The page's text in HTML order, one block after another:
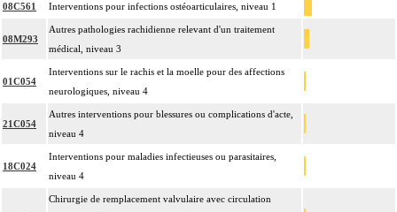
08C561 Interventions pour infections ostéoarticulaires, niveau 1
08M293
Autres pathologies rachidienne relevant d'un traitement
médical, niveau 3
01C054
Interventions sur le rachis et la moelle pour des affections
neurologiques, niveau 4
21C054
Autres interventions pour blessures ou complications d'acte,
niveau 4
18C024
Interventions pour maladies infectieuses ou parasitaires,
niveau 4
Chirurgie de remplacement valvulaire avec circulation